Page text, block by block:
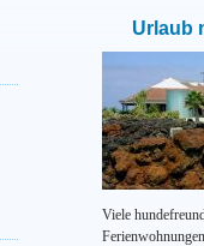
Urlaub
Viele